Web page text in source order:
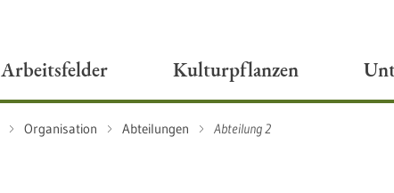
Arbeitsfelder Kulturpflanzen
Organisation Abteilungen Abteilung 2